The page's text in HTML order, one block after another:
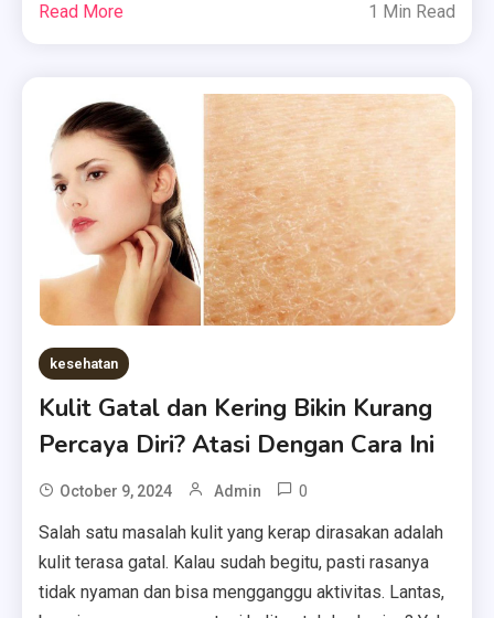
Read More 1 Min Read
kesehatan
Kulit Gatal dan Kering Bikin Kurang
Percaya Diri? Atasi Dengan Cara Ini
October 9, 2024 Admin 0
Salah satu masalah kulit yang kerap dirasakan adalah
kulit terasa gatal. Kalau sudah begitu, pasti rasanya
tidak nyaman dan bisa mengganggu aktivitas. Lantas,